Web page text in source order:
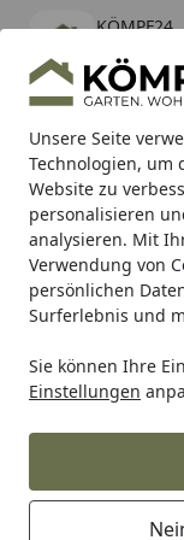
Unsere Seite
Technologien, um
Website zu
personalisieren
analysieren. Mit
Verwendung von
persönlichen
Surferlebnis und
Sie können Ihre
Einstellungen
KÖMPF24
kostenlos - Im
Alle Produkte
Mein Konto
Suchen
Karibu Pools
Startseite
Auto & Zweirad